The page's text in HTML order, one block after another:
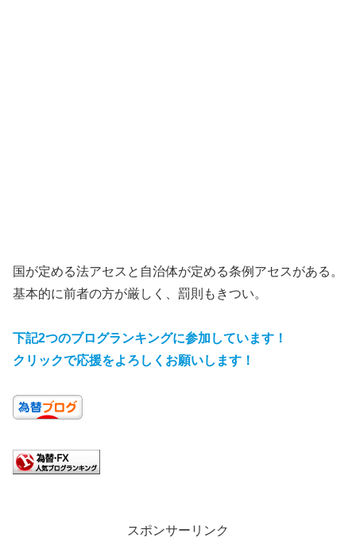
国が定める法アセスと自治体が定める条例アセスがある。
基本的に前者の方が厳しく、罰則もきつい。
下記2つのブログランキングに参加しています ！
クリックで応援をよろしくお願いします ！
スポンサーリンク